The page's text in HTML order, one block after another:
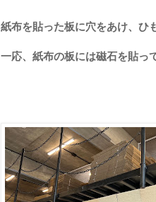
紙布を貼った板に穴をあけ、ひ
一応、紙布の板には磁石を貼っ